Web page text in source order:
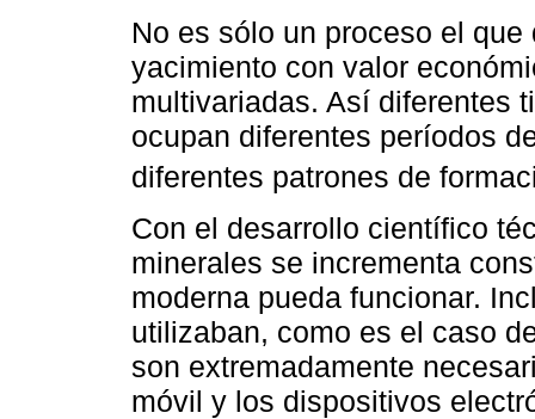
No es sólo un proceso el
yacimiento con valor
multivariadas. Así diferentes
ocupan diferentes períodos
diferentes patrones de
Con el desarrollo científico
minerales se incrementa
moderna pueda funcionar.
utilizaban, como es el caso
son extremadamente
móvil y los dispositivos